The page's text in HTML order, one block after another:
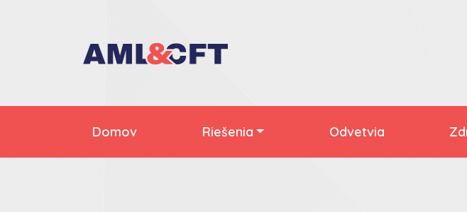
Domov Riešenia Odvetvia